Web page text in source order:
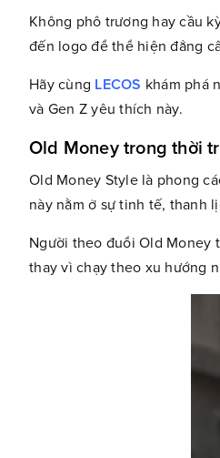
Không phô trương hay cầu
đến logo để thể hiện đẳng
Hãy cùng LECOS khám phá
và Gen Z yêu thích này.
Old Money trong thời
Old Money Style là phong
này nằm ở sự tinh tế, thanh
Người theo đuổi Old Money
thay vì chạy theo xu hướng